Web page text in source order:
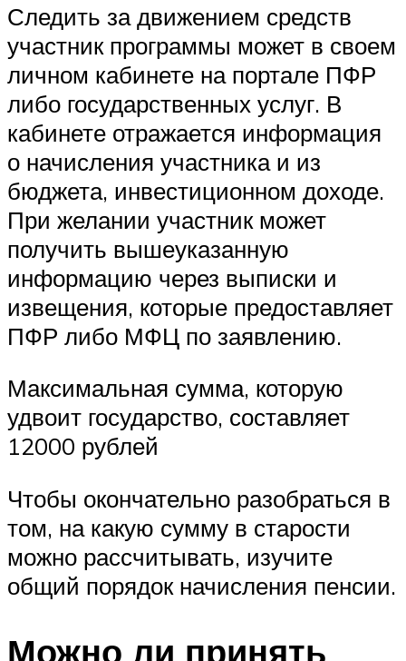
Следить за движением средств
участник программы может в своем
личном кабинете на портале ПФР
либо государственных услуг. В
кабинете отражается информация
о начисления участника и из
бюджета, инвестиционном доходе.
При желании участник может
получить вышеуказанную
информацию через выписки и
извещения, которые предоставляет
ПФР либо МФЦ по заявлению.
Максимальная сумма, которую
удвоит государство, составляет
12000 рублей
Чтобы окончательно разобраться в
том, на какую сумму в старости
можно рассчитывать, изучите
общий порядок начисления пенсии.
Можно ли принять